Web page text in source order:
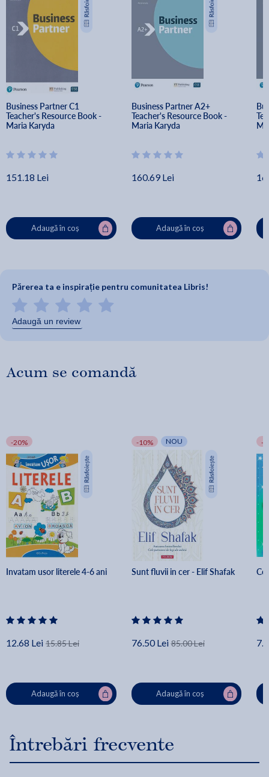
Business Partner C1
Teacher's Resource Book -
Maria Karyda
151.18 Lei
Adaugă în coș
Business Partner A2+
Teacher's Resource Book -
Maria Karyda
160.69 Lei
Adaugă în coș
Părerea ta e inspirație pentru comunitatea Libris!
Adaugă un review
Acum se comandă
-20%
Invatam usor literele 4-6 ani
12.68 Lei 15.85 Lei
Adaugă în coș
-10% NOU
Sunt fluvii in cer - Elif Shafak
76.50 Lei 85.00 Lei
Adaugă în coș
-
Întrebări frecvente